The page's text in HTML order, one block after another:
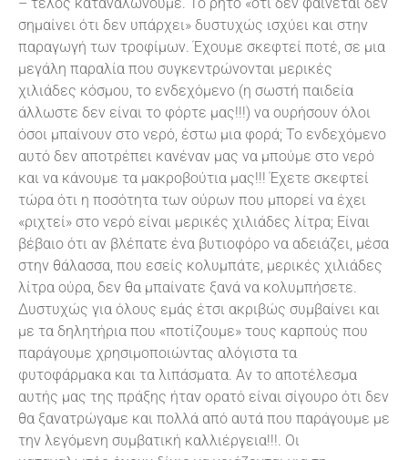
σημαίνει ότι δεν υπάρχει» δυστυχώς ισχύει και στην
παραγωγή των τροφίμων. Έχουμε σκεφτεί ποτέ, σε μια
μεγάλη παραλία που συγκεντρώνονται μερικές
χιλιάδες κόσμου, το ενδεχόμενο (η σωστή παιδεία
άλλωστε δεν είναι το φόρτε μας!!!) να ουρήσουν όλοι
όσοι μπαίνουν στο νερό, έστω μια φορά; Το ενδεχόμενο
αυτό δεν αποτρέπει κανέναν μας να μπούμε στο νερό
και να κάνουμε τα μακροβούτια μας!!! Έχετε σκεφτεί
τώρα ότι η ποσότητα των ούρων που μπορεί να έχει
«ριχτεί» στο νερό είναι μερικές χιλιάδες λίτρα; Είναι
βέβαιο ότι αν βλέπατε ένα βυτιοφόρο να αδειάζει, μέσα
στην θάλασσα, που εσείς κολυμπάτε, μερικές χιλιάδες
λίτρα ούρα, δεν θα μπαίνατε ξανά να κολυμπήσετε.
Δυστυχώς για όλους εμάς έτσι ακριβώς συμβαίνει και
με τα δηλητήρια που «ποτίζουμε» τους καρπούς που
παράγουμε χρησιμοποιώντας αλόγιστα τα
φυτοφάρμακα και τα λιπάσματα. Αν το αποτέλεσμα
αυτής μας της πράξης ήταν ορατό είναι σίγουρο ότι δεν
θα ξανατρώγαμε και πολλά από αυτά που παράγουμε με
την λεγόμενη συμβατική καλλιέργεια!!!. Οι